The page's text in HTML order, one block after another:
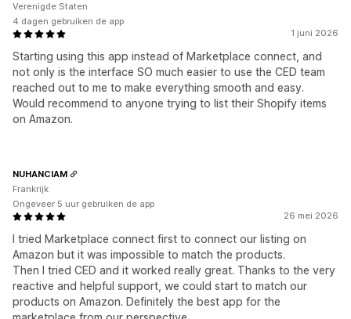
1 juni 2026
Starting using this app instead of Marketplace connect, and
not only is the interface SO much easier to use the CED team
reached out to me to make everything smooth and easy.
Would recommend to anyone trying to list their Shopify items
on Amazon.
Verenigde Staten
4 dagen gebruiken de app
26 mei 2026
I tried Marketplace connect first to connect our listing on
Amazon but it was impossible to match the products.
Then I tried CED and it worked really great. Thanks to the very
reactive and helpful support, we could start to match our
products on Amazon. Definitely the best app for the
NUHANCIAM
Frankrijk
Ongeveer 5 uur gebruiken de app